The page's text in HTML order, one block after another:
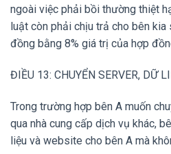
ngoài việc phải bồi thường thiệt
luật còn phải chịu trả cho bên
đồng bằng 8% giá trị của hợp
ĐIỀU 13: CHUYỂN SERVER, DỮ
Trong trường hợp bên A muốn
qua nhà cung cấp dịch vụ khác,
liệu và website cho bên A mà